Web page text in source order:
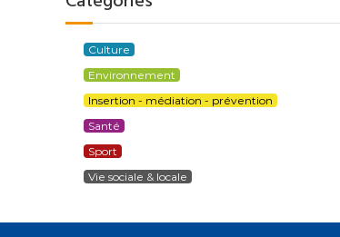
Culture
Environnement
Insertion - médiation - prévention
Santé
Sport
Vie sociale & locale